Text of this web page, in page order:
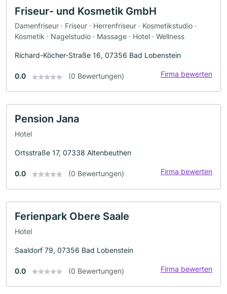
Friseur- und Kosmetik GmbH
Damenfriseur · Friseur · Herrenfriseur · Kosmetikstudio ·
Kosmetik · Nagelstudio · Massage · Hotel · Wellness
Richard-Köcher-Straße 16, 07356 Bad Lobenstein
0.0 (0 Bewertungen) Firma bewerten
Pension Jana
Hotel
Ortsstraße 17, 07338 Altenbeuthen
0.0 (0 Bewertungen) Firma bewerten
Ferienpark Obere Saale
Hotel
Saaldorf 79, 07356 Bad Lobenstein
0.0 (0 Bewertungen) Firma bewerten